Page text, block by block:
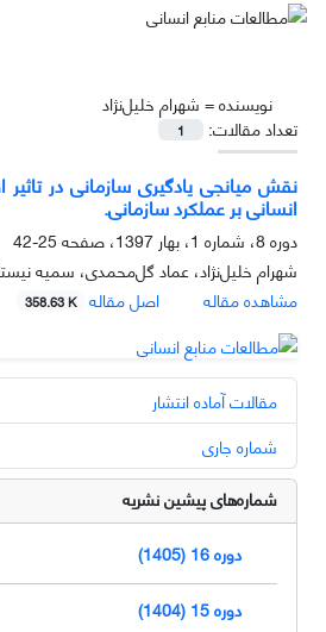
نویسنده = شهرام خلیل‌نژاد
تعداد مقالات:
1
نقش میانجی یادگیری سازمانی در تاثیر
انسانی بر عملکرد سازمانی.
دوره 8، شماره 1، بهار 1397، صفحه
25-42
شهرام خلیل‌نژاد، عماد گل‌محمدی، سمیه
مشاهده مقاله
اصل مقاله 358.63 K
مقالات آماده انتشار
شماره جاری
شماره‌های پیشین نشریه
دوره 16 (1405)
دوره 15 (1404)